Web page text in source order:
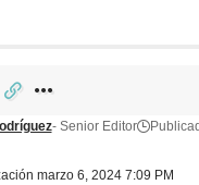
marzo 6, 2024 7:09 PM
- Senior Editor